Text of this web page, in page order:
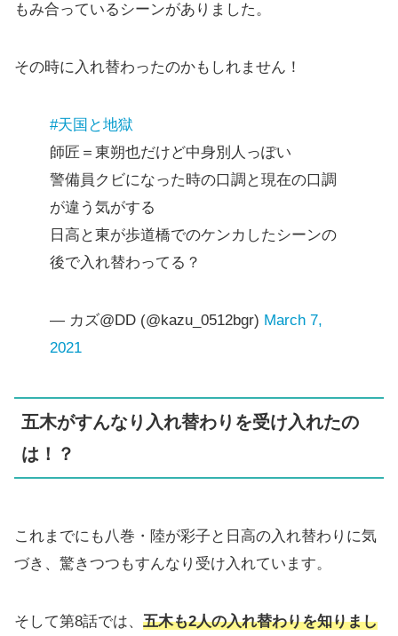
もみ合っているシーンがありました。
その時に入れ替わったのかもしれません！
#天国と地獄
師匠＝東朔也だけど中身別人っぽい
警備員クビになった時の口調と現在の口調
が違う気がする
日高と東が歩道橋でのケンカしたシーンの
後で入れ替わってる？
— カズ@DD (@kazu_0512bgr) March 7,
2021
五木がすんなり入れ替わりを受け入れたの
は！？
これまでにも八巻・陸が彩子と日高の入れ替わりに気
づき、驚きつつもすんなり受け入れています。
そして第8話では、 五木も2人の入れ替わりを知りまし